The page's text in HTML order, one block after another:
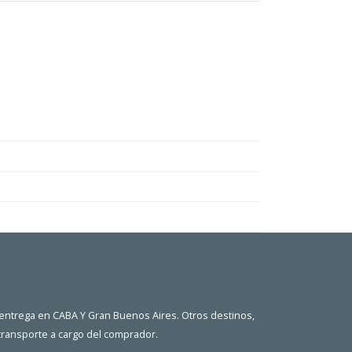
en CABA Y Gran Buenos Aires. Otros destinos,
a cargo del comprador.